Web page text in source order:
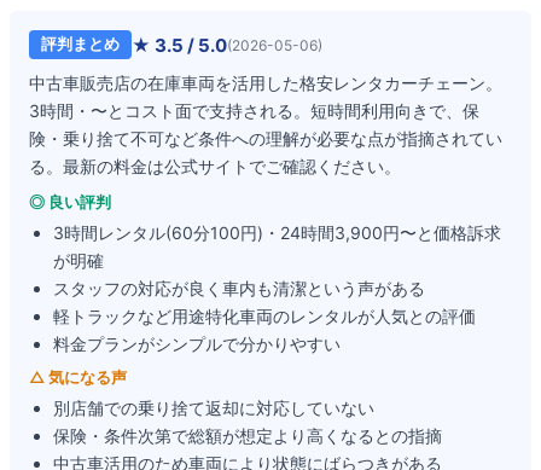
評判まとめ ★ 3.5 / 5.0(2026-05-06)
中古車販売店の在庫車両を活用した格安レンタカーチェーン。
3時間・〜とコスト面で支持される。短時間利用向きで、保
険・乗り捨て不可など条件への理解が必要な点が指摘されてい
る。最新の料金は公式サイトでご確認ください。
◎ 良い評判
3時間レンタル(60分100円)・24時間3,900円〜と価格訴求
が明確
スタッフの対応が良く車内も清潔という声がある
軽トラックなど用途特化車両のレンタルが人気との評価
料金プランがシンプルで分かりやすい
△ 気になる声
別店舗での乗り捨て返却に対応していない
保険・条件次第で総額が想定より高くなるとの指摘
中古車活用のため車両により状態にばらつきがある